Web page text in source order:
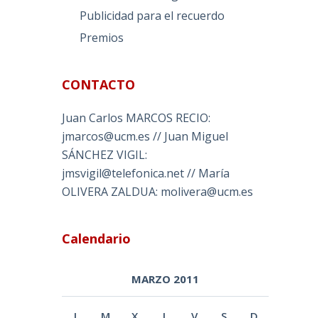
Publicidad para el recuerdo
Premios
CONTACTO
Juan Carlos MARCOS RECIO:
jmarcos@ucm.es // Juan Miguel
SÁNCHEZ VIGIL:
jmsvigil@telefonica.net // María
OLIVERA ZALDUA: molivera@ucm.es
Calendario
MARZO 2011